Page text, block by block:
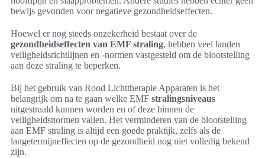
bewijs gevonden voor negatieve gezondheidseffecten.
Hoewel er nog steeds onzekerheid bestaat over de
gezondheidseffecten van EMF straling, hebben veel landen
veiligheidsrichtlijnen en -normen vastgesteld om de blootstelling
aan deze straling te beperken.
Bij het gebruik van Rood Lichttherapie Apparaten is het
belangrijk om na te gaan welke EMF stralingsniveaus
uitgestraald kunnen worden en of deze binnen de
veiligheidsnormen vallen. Het verminderen van de blootstelling
aan EMF straling is altijd een goede praktijk, zelfs als de
langetermijneffecten op de gezondheid nog niet volledig bekend
zijn.